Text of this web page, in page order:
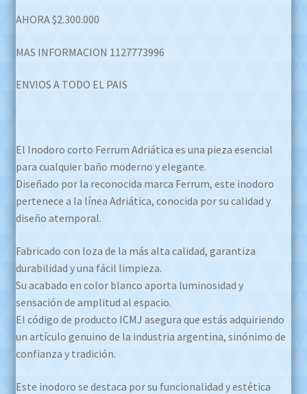
AHORA $2.300.000
MAS INFORMACION 1127773996
ENVIOS A TODO EL PAIS
El Inodoro corto Ferrum Adriática es una pieza esencial
para cualquier baño moderno y elegante.
Diseñado por la reconocida marca Ferrum, este inodoro
pertenece a la línea Adriática, conocida por su calidad y
diseño atemporal.
Fabricado con loza de la más alta calidad, garantiza
durabilidad y una fácil limpieza.
Su acabado en color blanco aporta luminosidad y
sensación de amplitud al espacio.
El código de producto ICMJ asegura que estás adquiriendo
un artículo genuino de la industria argentina, sinónimo de
confianza y tradición.
Este inodoro se destaca por su funcionalidad y estética